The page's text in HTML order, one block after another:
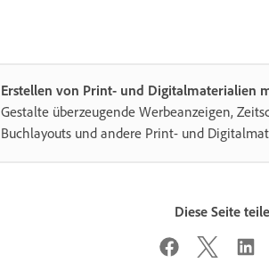
Erstellen von Print- und Digitalmaterialien
Gestalte überzeugende Werbeanzeigen,
Buchlayouts und andere Print- und
Diese Seite